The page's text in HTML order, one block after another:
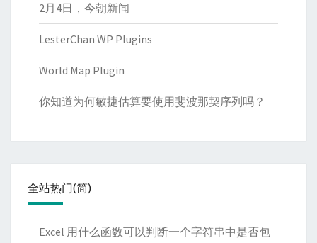
2月4日，今朝新闻
LesterChan WP Plugins
World Map Plugin
你知道为何敏捷估算要使用斐波那契序列吗？
全站热门(简)
Excel 用什么函数可以判断一个字符串中是否包